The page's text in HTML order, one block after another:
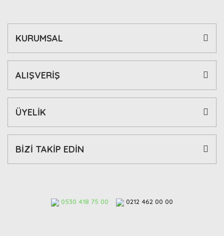
KURUMSAL
ALIŞVERİŞ
ÜYELİK
BİZİ TAKİP EDİN
0530 418 75 00 0212 462 00 00